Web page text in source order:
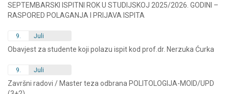
SEPTEMBARSKI ISPITNI ROK U STUDIJSKOJ 2025/2026. GODINI –
RASPORED POLAGANJA I PRIJAVA ISPITA
9. Juli
Obavjest za studente koji polazu ispit kod prof.dr. Nerzuka Ćurka
9. Juli
Završni radovi / Master teza odbrana POLITOLOGIJA-MOID/UPD